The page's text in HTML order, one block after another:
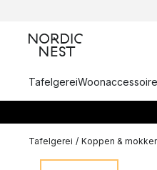
Tafelgerei
Tafelgerei / Koppen &